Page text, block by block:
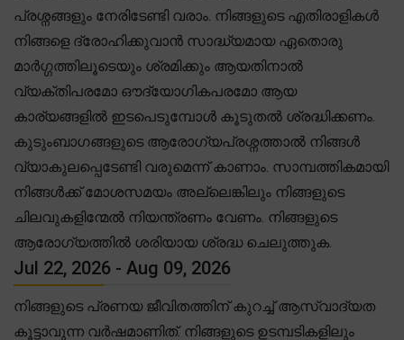
പ്രശ്നങ്ങളും നേരിടേണ്ടി വരാം. നിങ്ങളുടെ എതിരാളികൾ
നിങ്ങളെ ദ്രോഹിക്കുവാൻ സാദ്ധ്യമായ ഏതൊരു
മാർഗ്ഗത്തിലൂടെയും ശ്രമിക്കും ആയതിനാൽ
വ്യക്തിപരമോ ഔദ്യോഗികപരമോ ആയ
കാര്യങ്ങളിൽ ഇടപെടുമ്പോൾ കൂടുതൽ ശ്രദ്ധിക്കണം.
കുടുംബാഗങ്ങളുടെ ആരോഗ്യപ്രശ്നത്താൽ നിങ്ങൾ
വ്യാകുലപ്പെടേണ്ടി വരുമെന്ന് കാണാം. സാമ്പത്തികമായി
നിങ്ങൾക്ക് മോശസമയം അല്ലെങ്കിലും നിങ്ങളുടെ
ചിലവുകളിന്മേൽ നിയന്ത്രണം വേണം. നിങ്ങളുടെ
ആരോഗ്യത്തിൽ ശരിയായ ശ്രദ്ധ ചെലുത്തുക.
Jul 22, 2026 - Aug 09, 2026
നിങ്ങളുടെ പ്രണയ ജീവിതത്തിന് കുറച്ച് ആസ്വാദ്യത
കൂട്ടാവുന്ന വർഷമാണിത്. നിങ്ങളുടെ ഉടമ്പടികളിലും